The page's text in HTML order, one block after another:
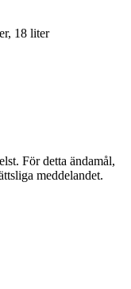
18 liter
För detta ändamål,
meddelandet.